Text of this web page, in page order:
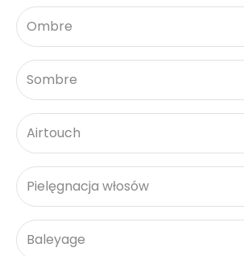
Ombre
Sombre
Airtouch
Pielęgnacja włosów
Baleyage